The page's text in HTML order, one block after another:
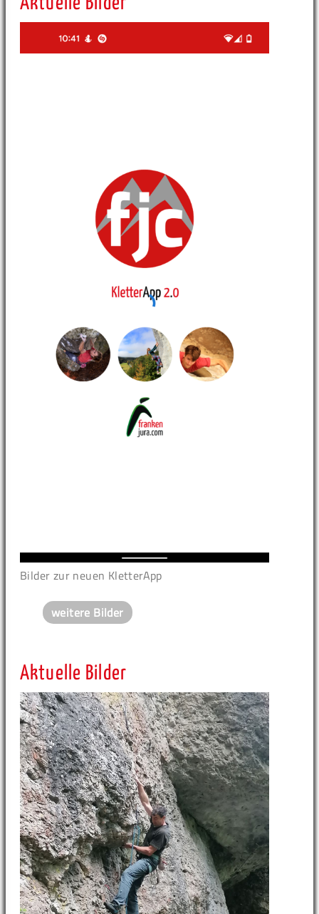
Bilder zur neuen KletterApp
weitere Bilder
Aktuelle Bilder